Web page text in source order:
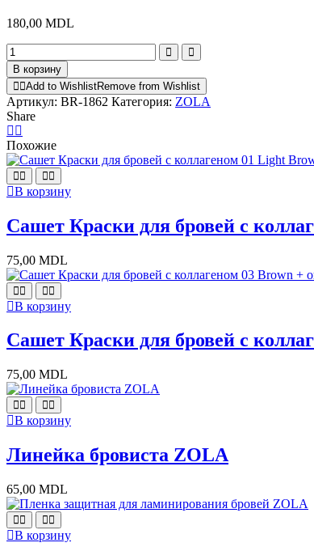
180,00 MDL
Количество
товара
Кисть
для
тонких
линий
для
ламинирования
13
ZOLA
В корзину
Add to WishlistRemove from Wishlist
Артикул: BR-1862 Категория: ZOLA
Share
Похожие
В корзину
Сашет Краски для бровей с
75,00 MDL
В корзину
Сашет Краски для бровей с
75,00 MDL
В корзину
Линейка бровиста ZOLA
65,00 MDL
В корзину